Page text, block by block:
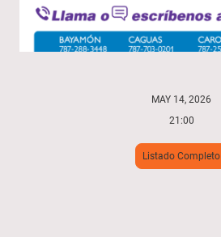
MAY 14, 2026
21:00
Listado Completo